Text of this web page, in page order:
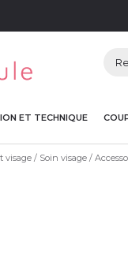
ET TECHNIQUE
visage Soin visage